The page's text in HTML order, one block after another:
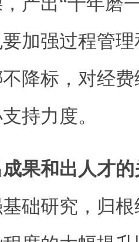
加强过程管
降标，对经
持力度。
果和出人才
础研究，归